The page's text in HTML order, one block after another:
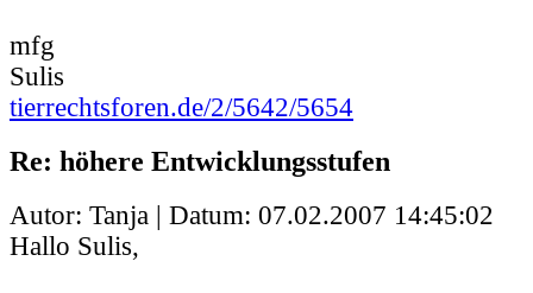
mfg
Sulis
tierrechtsforen.de/2/5642/5654
Re: höhere Entwicklungsstufen
Autor: Tanja | Datum: 07.02.2007 14:45:02
Hallo Sulis,